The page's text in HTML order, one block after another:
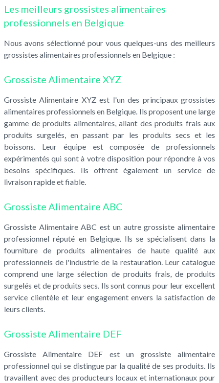
Les meilleurs grossistes alimentaires
professionnels en Belgique
Nous avons sélectionné pour vous quelques-uns des meilleurs
grossistes alimentaires professionnels en Belgique :
Grossiste Alimentaire XYZ
Grossiste Alimentaire XYZ est l'un des principaux grossistes
alimentaires professionnels en Belgique. Ils proposent une large
gamme de produits alimentaires, allant des produits frais aux
produits surgelés, en passant par les produits secs et les
boissons. Leur équipe est composée de professionnels
expérimentés qui sont à votre disposition pour répondre à vos
besoins spécifiques. Ils offrent également un service de
livraison rapide et fiable.
Grossiste Alimentaire ABC
Grossiste Alimentaire ABC est un autre grossiste alimentaire
professionnel réputé en Belgique. Ils se spécialisent dans la
fourniture de produits alimentaires de haute qualité aux
professionnels de l'industrie de la restauration. Leur catalogue
comprend une large sélection de produits frais, de produits
surgelés et de produits secs. Ils sont connus pour leur excellent
service clientèle et leur engagement envers la satisfaction de
leurs clients.
Grossiste Alimentaire DEF
Grossiste Alimentaire DEF est un grossiste alimentaire
professionnel qui se distingue par la qualité de ses produits. Ils
travaillent avec des producteurs locaux et internationaux pour